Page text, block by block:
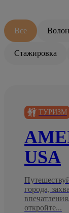
Все
Стажировка
ТУРИЗМ
USA
города,
откройте...